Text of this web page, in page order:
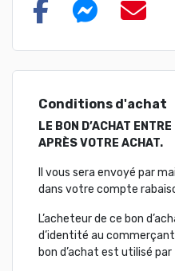
Conditions d'achat
LE BON D’ACHAT
APRÈS VOTRE ACHAT.
Il vous sera envoyé par
dans votre compte
L’acheteur de ce bon
d’identité au
bon d’achat est utilisé